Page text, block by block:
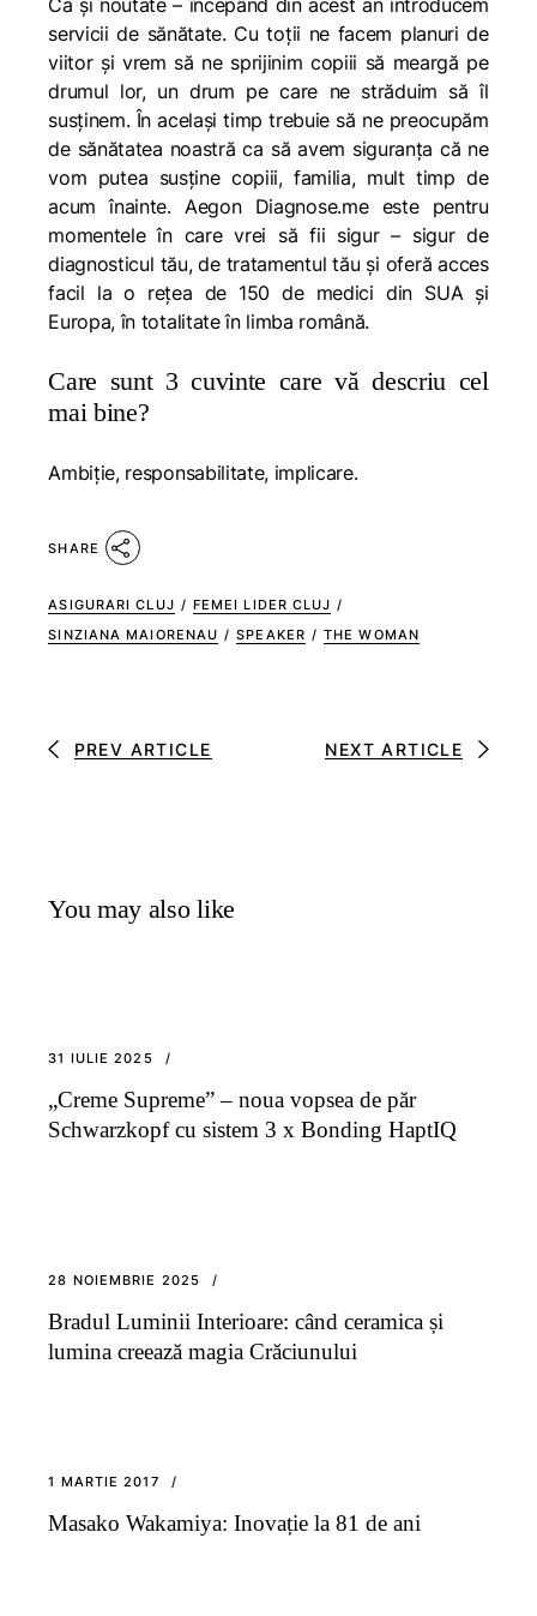
Ca și noutate – începând din acest an introducem
servicii de sănătate. Cu toții ne facem planuri de
viitor și vrem să ne sprijinim copiii să meargă pe
drumul lor, un drum pe care ne străduim să îl
susținem. În același timp trebuie să ne preocupăm
de sănătatea noastră ca să avem siguranța că ne
vom putea susține copiii, familia, mult timp de
acum înainte.Aegon Diagnose.meeste pentru
momentele în care vrei să fii sigur – sigur de
diagnosticul tău, de tratamentul tău și oferă acces
facil la o rețea de 150 de medici din SUA și
Europa, în totalitate în limba română.
Care sunt 3 cuvinte care vă descriu cel
mai bine?
Ambiție, responsabilitate, implicare.
SHARE
ASIGURARI CLUJ / FEMEI LIDER CLUJ /
SINZIANA MAIORENAU / SPEAKER / THE WOMAN
PREV ARTICLE NEXT ARTICLE
You may also like
31 IULIE 2025
„Creme Supreme” – noua vopsea de păr
Schwarzkopf cu sistem 3 x Bonding HaptIQ
28 NOIEMBRIE 2025
Bradul Luminii Interioare: când ceramica și
lumina creează magia Crăciunului
1 MARTIE 2017
Masako Wakamiya: Inovație la 81 de ani